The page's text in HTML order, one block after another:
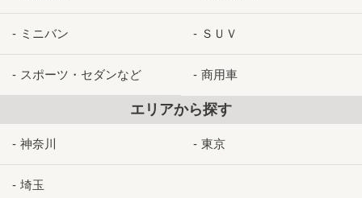
ミニバン ＳＵＶ
スポーツ・セダンなど 商用車
エリアから探す
神奈川 東京
埼玉